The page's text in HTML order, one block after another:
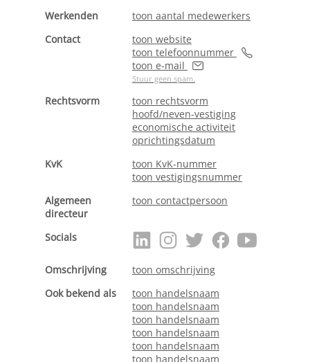
Werkenden
toon aantal medewerkers
Contact
toon website
toon telefoonnummer
toon e-mail
Stuur geen spam.
Rechtsvorm
toon rechtsvorm
hoofd/neven-vestiging
economische activiteit
oprichtingsdatum
KvK
toon KvK-nummer
toon vestigingsnummer
Algemeen
directeur
toon contactpersoon
Socials
Omschrijving
toon omschrijving
Ook bekend als
toon handelsnaam
toon handelsnaam
toon handelsnaam
toon handelsnaam
toon handelsnaam
toon handelsnaam